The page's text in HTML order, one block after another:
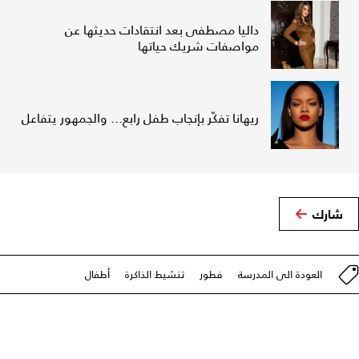
داليا مصطفى بعد انتقادات حديثها عن
مواصفات شريك حياتها
ريهانا تفكّر بإنجاب طفل رابع... والجمهور يتفاعل
شارك
العودة الى المدرسة فطور تنشيط الذاكرة أطفال